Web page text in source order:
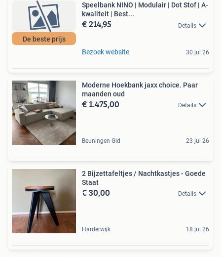
De beste prijs
Speelbank NINO | Modulair | Dot Stof | A-
kwaliteit | Best...
€ 214,95 Details
Bezoek website 30 jul 26
Moderne Hoekbank jaxx choice. Paar
maanden oud
€ 1.475,00 Details
Beuningen Gld 23 jul 26
2 Bijzettafeltjes / Nachtkastjes - Goede
Staat
€ 30,00 Details
Harderwijk 18 jul 26